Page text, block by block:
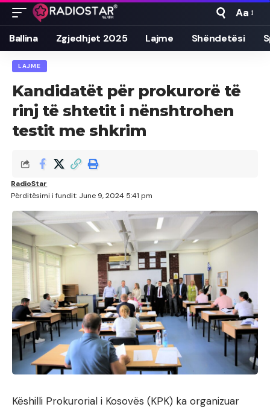
Font
Resizer
Aa
Ballina Zgjedhjet 2025 Lajme Shëndetësi
LAJME
Kandidatët për prokurorë të
rinj të shtetit i nënshtrohen
testit me shkrim
Përditësimi i fundit: June 9, 2024 5:41 pm
RadioStar
Këshilli Prokurorial i Kosovës (KPK) ka organizuar